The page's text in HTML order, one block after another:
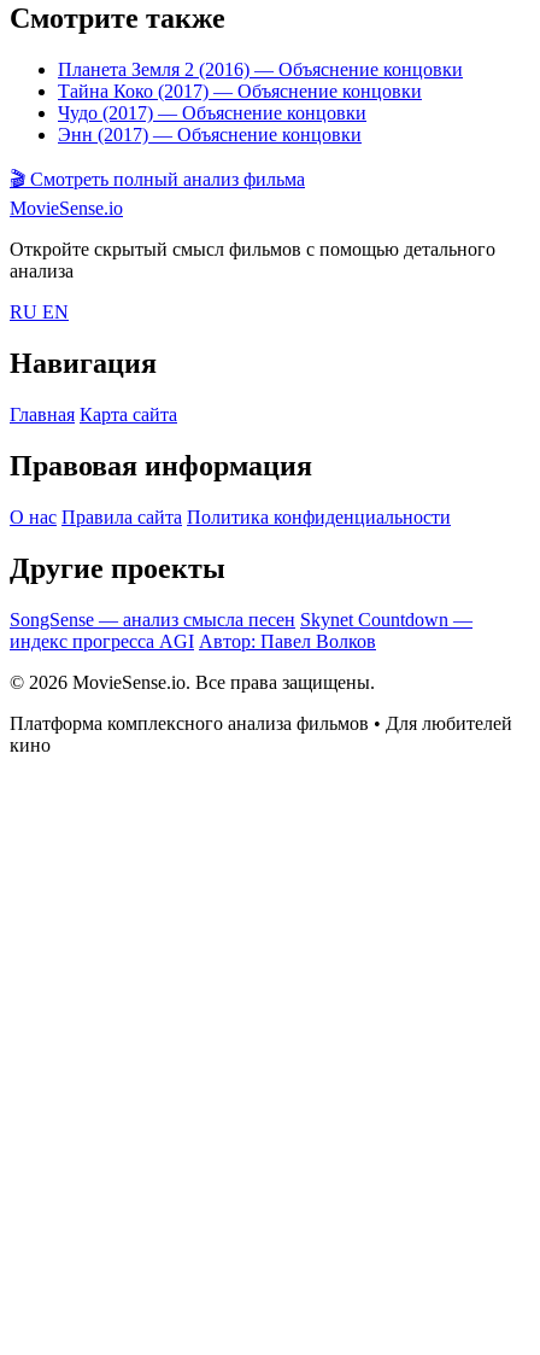
Смотрите также
Планета Земля 2 (2016) — Объяснение концовки
Тайна Коко (2017) — Объяснение концовки
Чудо (2017) — Объяснение концовки
Энн (2017) — Объяснение концовки
🎬 Смотреть полный анализ фильма
MovieSense.io
Откройте скрытый смысл фильмов с помощью детального
анализа
RU EN
Навигация
Главная Карта сайта
Правовая информация
О нас Правила сайта Политика конфиденциальности
Другие проекты
SongSense — анализ смысла песен Skynet Countdown —
индекс прогресса AGI Автор: Павел Волков
© 2026 MovieSense.io. Все права защищены.
Платформа комплексного анализа фильмов • Для любителей
кино